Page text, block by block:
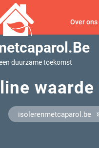
duurzame toekomst
Over ons
isolerenmetcaparol.be